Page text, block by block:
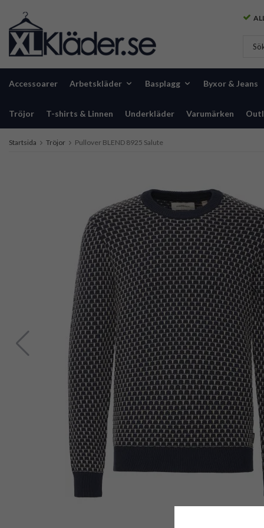
Accessoarer Arbetskläder Basplagg Byxor & Jeans
Tröjor T-shirts & Linnen Underkläder Varumärken
Startsida Tröjor Pullover BLEND 8925 Salute